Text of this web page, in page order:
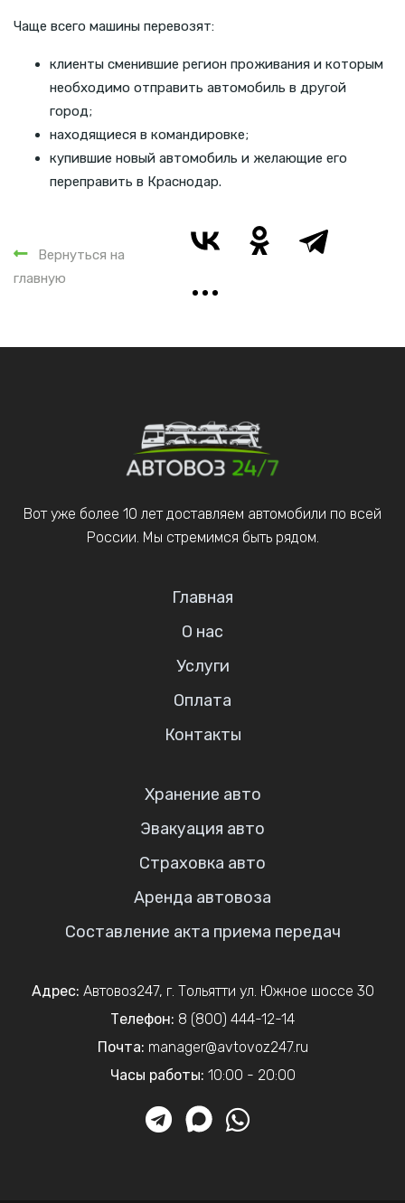
Чаще всего машины перевозят:
клиенты сменившие регион проживания и которым
необходимо отправить автомобиль в другой
город;
находящиеся в командировке;
купившие новый автомобиль и желающие его
переправить в Краснодар.
Вернуться на
главную
Вот уже более 10 лет доставляем автомобили по всей
России. Мы стремимся быть рядом.
Главная
О нас
Услуги
Оплата
Контакты
Хранение авто
Эвакуация авто
Страховка авто
Аренда автовоза
Составление акта приема передач
Адрес: Автовоз247, г. Тольятти ул. Южное шоссе 30
Телефон: 8 (800) 444-12-14
Почта: manager@avtovoz247.ru
Часы работы: 10:00 - 20:00